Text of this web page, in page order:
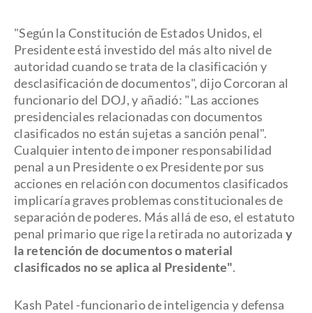
"Según la Constitución de Estados Unidos, el
Presidente está investido del más alto nivel de
autoridad cuando se trata de la clasificación y
desclasificación de documentos", dijo Corcoran al
funcionario del DOJ, y añadió: "Las acciones
presidenciales relacionadas con documentos
clasificados no están sujetas a sanción penal".
Cualquier intento de imponer responsabilidad
penal a un Presidente o ex Presidente por sus
acciones en relación con documentos clasificados
implicaría graves problemas constitucionales de
separación de poderes. Más allá de eso, el estatuto
penal primario que rige la retirada no autorizada y
la retención de documentos o material
clasificados no se aplica al Presidente".
Kash Patel -funcionario de inteligencia y defensa